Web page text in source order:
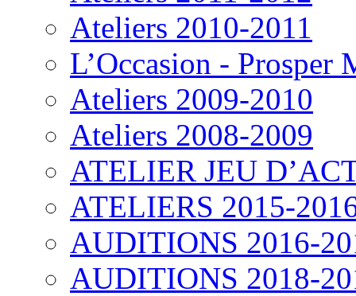
Ateliers 2010-2011
L’Occasion - Prosper
Ateliers 2009-2010
Ateliers 2008-2009
ATELIER JEU
ATELIERS 2015-
AUDITIONS 2016-
AUDITIONS 2018-